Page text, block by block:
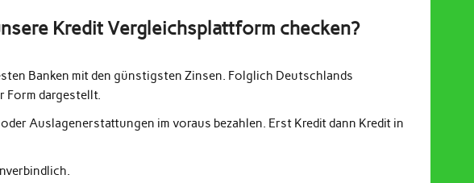
Kredit Vergleichsplattform checken?
Banken mit den günstigsten Zinsen. Folglich Deutschlands
Form dargestellt.
Auslagenerstattungen im voraus bezahlen. Erst Kredit dann Kredit in